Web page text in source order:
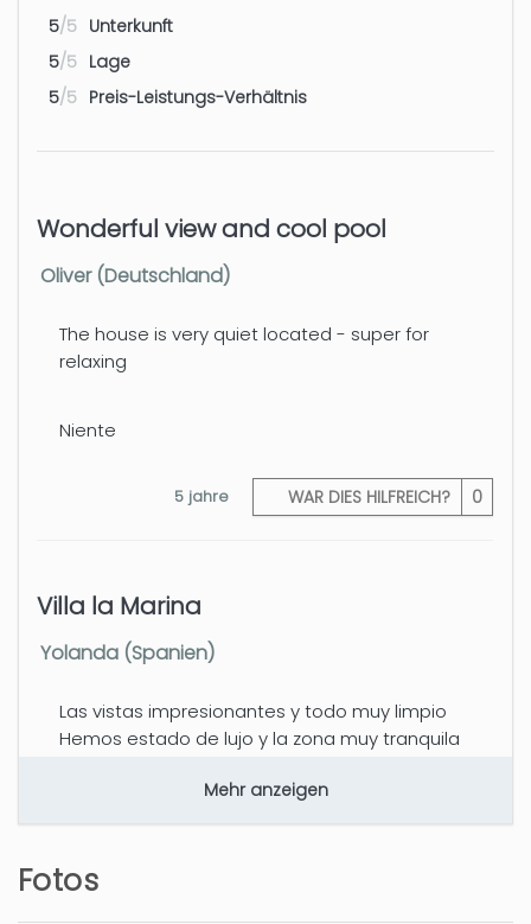
5/5 Unterkunft
5/5 Lage
5/5 Preis-Leistungs-Verhältnis
Wonderful view and cool pool
Oliver (Deutschland)
The house is very quiet located - super for
relaxing
Niente
WAR DIES HILFREICH? 0
5 jahre
Villa la Marina
Yolanda (Spanien)
Las vistas impresionantes y todo muy limpio
Hemos estado de lujo y la zona muy tranquila
sitios más turísticos.. pueblo, calas..etc Para
Alguna mosquitera xq por la noche hay muchos
mosquitos...pero por decir algo
Mehr anzeigen
Fotos